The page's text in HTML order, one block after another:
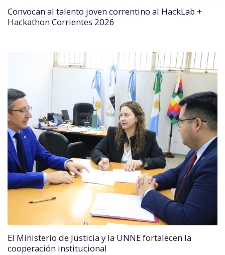
Convocan al talento joven correntino al HackLab +
Hackathon Corrientes 2026
El Ministerio de Justicia y la UNNE fortalecen la
cooperación institucional